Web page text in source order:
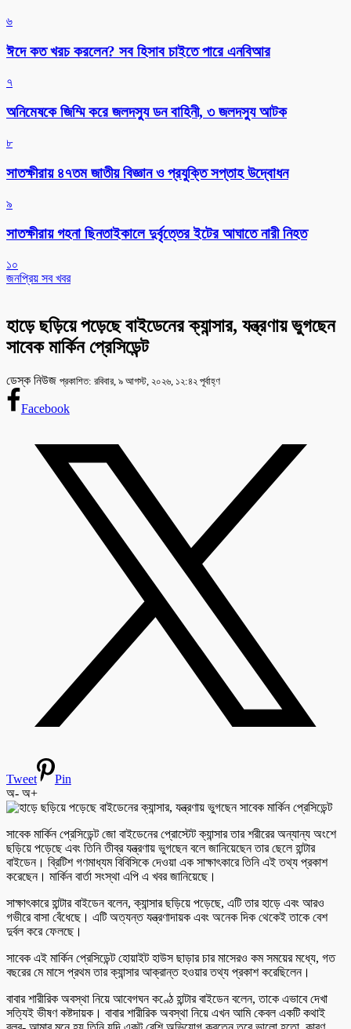
৬
ঈদে কত খরচ করলেন? সব হিসাব চাইতে পারে এনবিআর
৭
অনিমেষকে জিম্মি করে জলদস্যু ডন বাহিনী, ৩ জলদস্যু আটক
৮
সাতক্ষীরায় ৪৭তম জাতীয় বিজ্ঞান ও প্রযুক্তি সপ্তাহ উদ্বোধন
৯
সাতক্ষীরায় গহনা ছিনতাইকালে দুর্বৃত্তের ইটের আঘাতে নারী নিহত
১০
জনপ্রিয় সব খবর
হাড়ে ছড়িয়ে পড়েছে বাইডেনের ক্যান্সার, যন্ত্রণায় ভুগছেন
সাবেক মার্কিন প্রেসিডেন্ট
ডেস্ক নিউজ প্রকাশিত: রবিবার, ৯ আগস্ট, ২০২৬, ১২:৪২ পূর্বাহ্ণ
Facebook
Tweet
Pin
অ- অ+
সাবেক মার্কিন প্রেসিডেন্ট জো বাইডেনের প্রোস্টেট ক্যান্সার তার শরীরের অন্যান্য অংশে
ছড়িয়ে পড়েছে এবং তিনি তীব্র যন্ত্রণায় ভুগছেন বলে জানিয়েছেন তার ছেলে হান্টার
বাইডেন। ব্রিটিশ গণমাধ্যম বিবিসিকে দেওয়া এক সাক্ষাৎকারে তিনি এই তথ্য প্রকাশ
করেছেন। মার্কিন বার্তা সংস্থা এপি এ খবর জানিয়েছে।
সাক্ষাৎকারে হান্টার বাইডেন বলেন, ক্যান্সার ছড়িয়ে পড়েছে, এটি তার হাড়ে এবং আরও
গভীরে বাসা বেঁধেছে। এটি অত্যন্ত যন্ত্রণাদায়ক এবং অনেক দিক থেকেই তাকে বেশ
দুর্বল করে ফেলছে।
সাবেক এই মার্কিন প্রেসিডেন্ট হোয়াইট হাউস ছাড়ার চার মাসেরও কম সময়ের মধ্যে, গত
বছরের মে মাসে প্রথম তার ক্যান্সার আক্রান্ত হওয়ার তথ্য প্রকাশ করেছিলেন।
বাবার শারীরিক অবস্থা নিয়ে আবেগঘন কণ্ঠে হান্টার বাইডেন বলেন, তাকে এভাবে দেখা
সত্যিই ভীষণ কষ্টদায়ক। বাবার শারীরিক অবস্থা নিয়ে এখন আমি কেবল একটি কথাই